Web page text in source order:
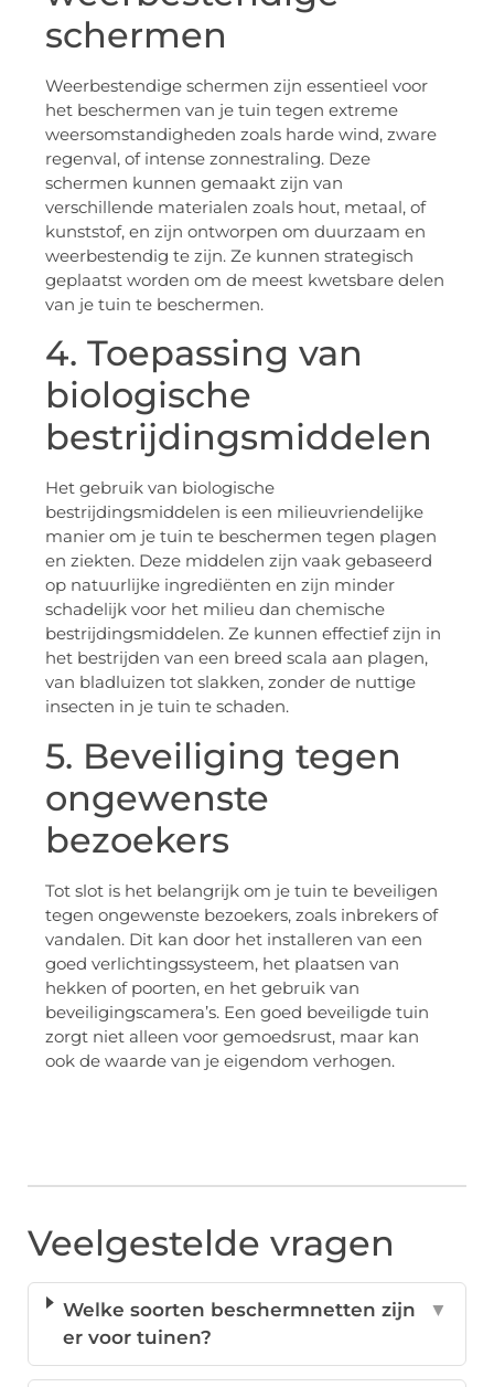
schermen
Weerbestendige schermen zijn essentieel voor
het beschermen van je tuin tegen extreme
weersomstandigheden zoals harde wind, zware
regenval, of intense zonnestraling. Deze
schermen kunnen gemaakt zijn van
verschillende materialen zoals hout, metaal, of
kunststof, en zijn ontworpen om duurzaam en
weerbestendig te zijn. Ze kunnen strategisch
geplaatst worden om de meest kwetsbare delen
van je tuin te beschermen.
4. Toepassing van
biologische
bestrijdingsmiddelen
Het gebruik van biologische
bestrijdingsmiddelen is een milieuvriendelijke
manier om je tuin te beschermen tegen plagen
en ziekten. Deze middelen zijn vaak gebaseerd
op natuurlijke ingrediënten en zijn minder
schadelijk voor het milieu dan chemische
bestrijdingsmiddelen. Ze kunnen effectief zijn in
het bestrijden van een breed scala aan plagen,
van bladluizen tot slakken, zonder de nuttige
insecten in je tuin te schaden.
5. Beveiliging tegen
ongewenste
bezoekers
Tot slot is het belangrijk om je tuin te beveiligen
tegen ongewenste bezoekers, zoals inbrekers of
vandalen. Dit kan door het installeren van een
goed verlichtingssysteem, het plaatsen van
hekken of poorten, en het gebruik van
beveiligingscamera’s. Een goed beveiligde tuin
zorgt niet alleen voor gemoedsrust, maar kan
ook de waarde van je eigendom verhogen.
Veelgestelde vragen
Welke soorten beschermnetten zijn
er voor tuinen?
▼